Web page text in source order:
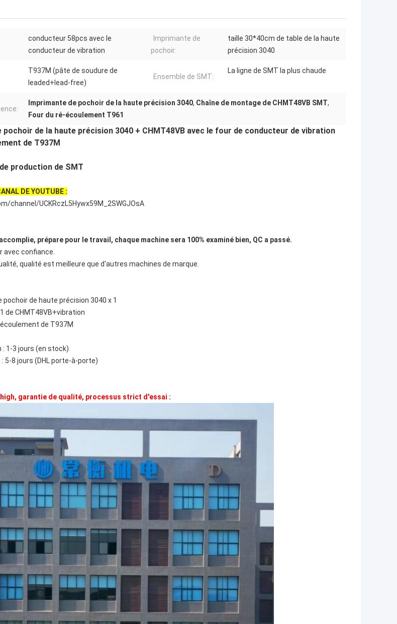
conducteur 58pcs avec le
conducteur de vibration
Imprimante de
pochoir:
taille 30*40cm de table de la haute
précision 3040
T937M (pâte de soudure de
leaded+lead-free)
Ensemble de SMT:
La ligne de SMT la plus chaude
Imprimante de pochoir de la haute précision 3040, Chaîne de montage de CHMT48VB SMT,
Four du ré-écoulement T961
pochoir de la haute précision 3040 + CHMT48VB avec le four de conducteur de vibration
de T937M
production de SMT
DE YOUTUBE :
channel/UCKRczL5Hywx59M_2SWGJOsA
prépare pour le travail, chaque machine sera 100% examiné bien, QC a passé.
avec confiance.
qualité est meilleure que d'autres machines de marque.
pochoir de haute précision 3040 x 1
de CHMT48VB+vibration
de T937M
: 1-3 jours (en stock)
: 5-8 jours (DHL porte-à-porte)
garantie de qualité, processus strict d'essai :